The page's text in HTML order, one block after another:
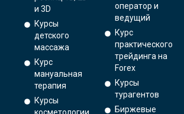
и 3D
Курсы
детского
массажа
Курс
мануальная
терапия
Курсы
оператор и
ведущий
Курс
практического
трейдинга на
Forex
Курсы
турагентов
Биржевые